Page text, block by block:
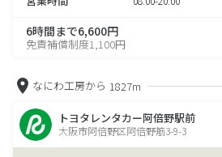
6時間まで6,600円
免責補償制度1,100円
なにわ工房から 1827m
トヨタレンタカー阿倍野駅前
大阪市阿倍野区阿倍野筋3-9-3